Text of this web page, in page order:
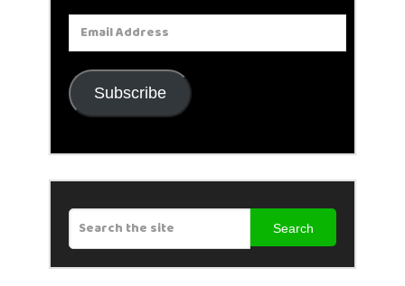
Email
Address
Subscribe
Search